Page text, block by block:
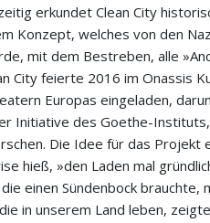
erkundet Clean City
Konzept, welches von den
mit dem Bestreben, alle
City feierte 2016 im Onassis
Europas eingeladen,
Initiative des Goethe-
Die Idee für das Projekt
hieß, »den Laden mal
einen Sündenbock
in unserem Land leben,